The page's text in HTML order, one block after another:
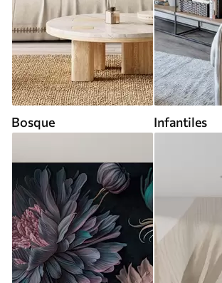
Bosque Infantiles